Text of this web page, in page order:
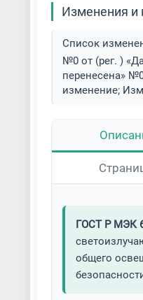
Изменения и
Список
№0 от (рег. )
перенесена»
изменение;
ГОСТ Р МЭК
общего